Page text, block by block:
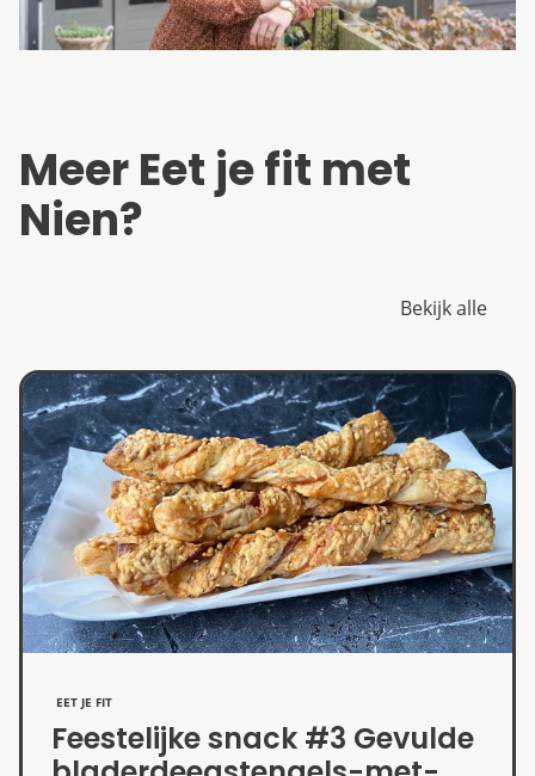
Meer Eet je fit met
Nien?
Bekijk alle
EET JE FIT
Feestelijke snack #3 Gevulde